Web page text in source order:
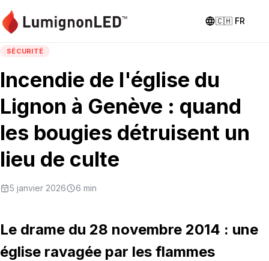
🇨🇭 FR
SÉCURITÉ
Incendie de l'église du
Lignon à Genève : quand
les bougies détruisent un
lieu de culte
5 janvier 2026 6 min
Le drame du 28 novembre 2014 : une
église ravagée par les flammes